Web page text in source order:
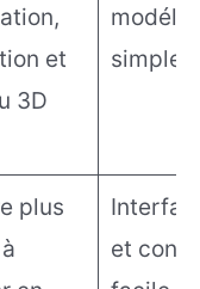
et
3D
simple
plus
et